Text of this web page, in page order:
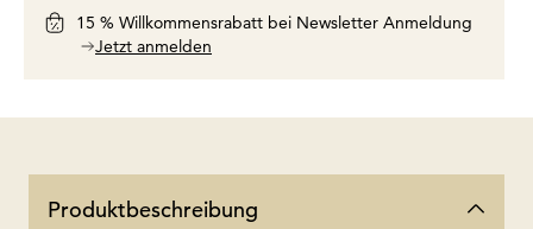
15 % Willkommensrabatt bei Newsletter Anmeldung
Jetzt anmelden
Produktbeschreibung